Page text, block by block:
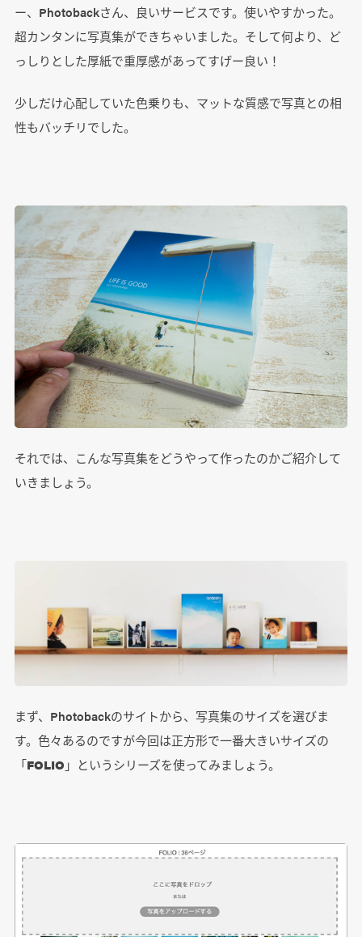
ー、Photobackさん、良いサービスです。使いやすかった。
超カンタンに写真集ができちゃいました。そして何より、ど
っしりとした厚紙で重厚感があってすげー良い！
少しだけ心配していた色乗りも、マットな質感で写真との相
性もバッチリでした。
それでは、こんな写真集をどうやって作ったのかご紹介して
いきましょう。
まず、Photobackのサイトから、写真集のサイズを選びま
す。色々あるのですが今回は正方形で一番大きいサイズの
「FOLIO 」というシリーズを使ってみましょう。